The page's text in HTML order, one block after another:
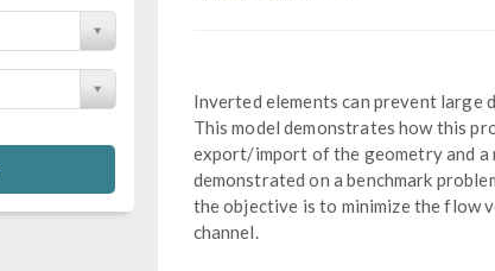
Inverted elements can prevent
This model demonstrates how this
export/import of the geometry and a
demonstrated on a benchmark
the objective is to minimize the flow
channel.